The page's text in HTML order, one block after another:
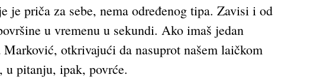
je priča za sebe, nema određenog tipa. Zavisi i od
u vremenu u sekundi. Ako imaš jedan
otkrivajući da nasuprot našem laičkom
u pitanju, ipak, povrće.